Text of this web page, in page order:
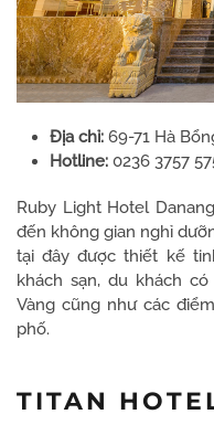
Địa chỉ: 69-71 Hà
Hotline: 0236 3757
Ruby Light Hotel
đến không gian nghỉ
tại đây được thiết kế
khách sạn, du khách
Vàng cũng như các
phố.
TITAN